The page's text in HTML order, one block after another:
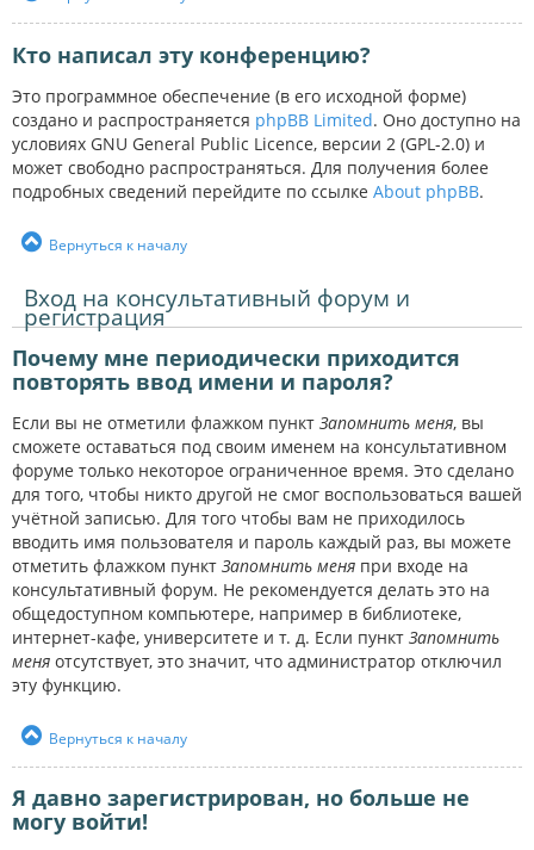
Кто написал эту конференцию?
Это программное обеспечение (в его исходной форме)
создано и распространяется phpBB Limited. Оно доступно на
условиях GNU General Public Licence, версии 2 (GPL-2.0) и
может свободно распространяться. Для получения более
подробных сведений перейдите по ссылке About phpBB.
Вернуться к началу
Вход на консультативный форум и
регистрация
Почему мне периодически приходится
повторять ввод имени и пароля?
Если вы не отметили флажком пункт Запомнить меня, вы
сможете оставаться под своим именем на консультативном
форуме только некоторое ограниченное время. Это сделано
для того, чтобы никто другой не смог воспользоваться вашей
учётной записью. Для того чтобы вам не приходилось
вводить имя пользователя и пароль каждый раз, вы можете
отметить флажком пункт Запомнить меня при входе на
консультативный форум. Не рекомендуется делать это на
общедоступном компьютере, например в библиотеке,
интернет-кафе, университете и т. д. Если пункт Запомнить
меня отсутствует, это значит, что администратор отключил
эту функцию.
Вернуться к началу
Я давно зарегистрирован, но больше не
могу войти!